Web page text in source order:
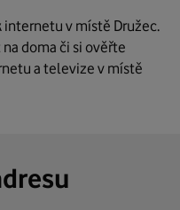
v místě Družec.
doma či si ověřte
a televize v místě